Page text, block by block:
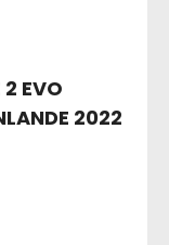
2 EVO
2022